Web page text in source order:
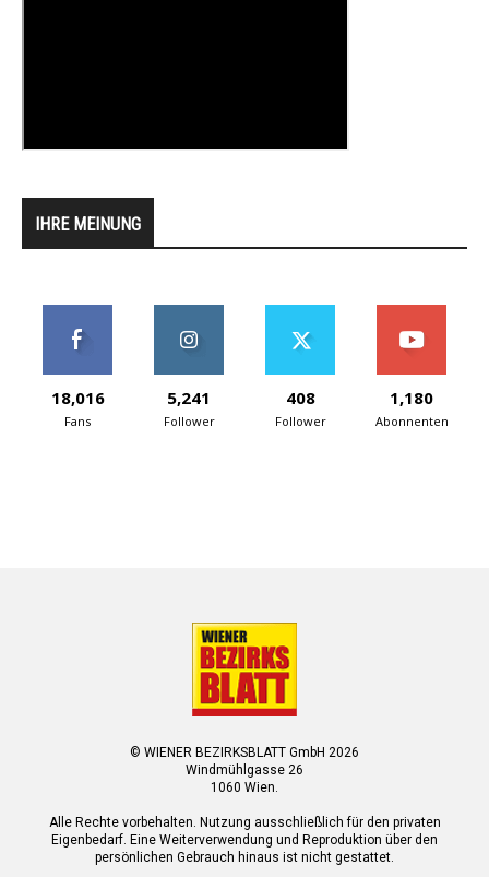
IHRE MEINUNG
18,016
Fans
5,241
Follower
408
Follower
1,180
Abonnenten
© WIENER BEZIRKSBLATT GmbH 2026
Windmühlgasse 26
1060 Wien.
Alle Rechte vorbehalten. Nutzung ausschließlich für den privaten
Eigenbedarf. Eine Weiterverwendung und Reproduktion über den
persönlichen Gebrauch hinaus ist nicht gestattet.